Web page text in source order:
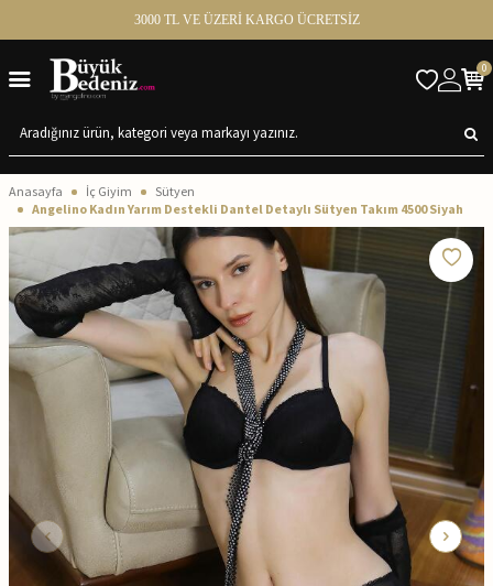
3000 TL VE ÜZERİ KARGO ÜCRETSİZ
0
Anasayfa İç Giyim
Sütyen
Angelino Kadın Yarım Destekli Dantel Detaylı Sütyen Takım 4500 Siyah